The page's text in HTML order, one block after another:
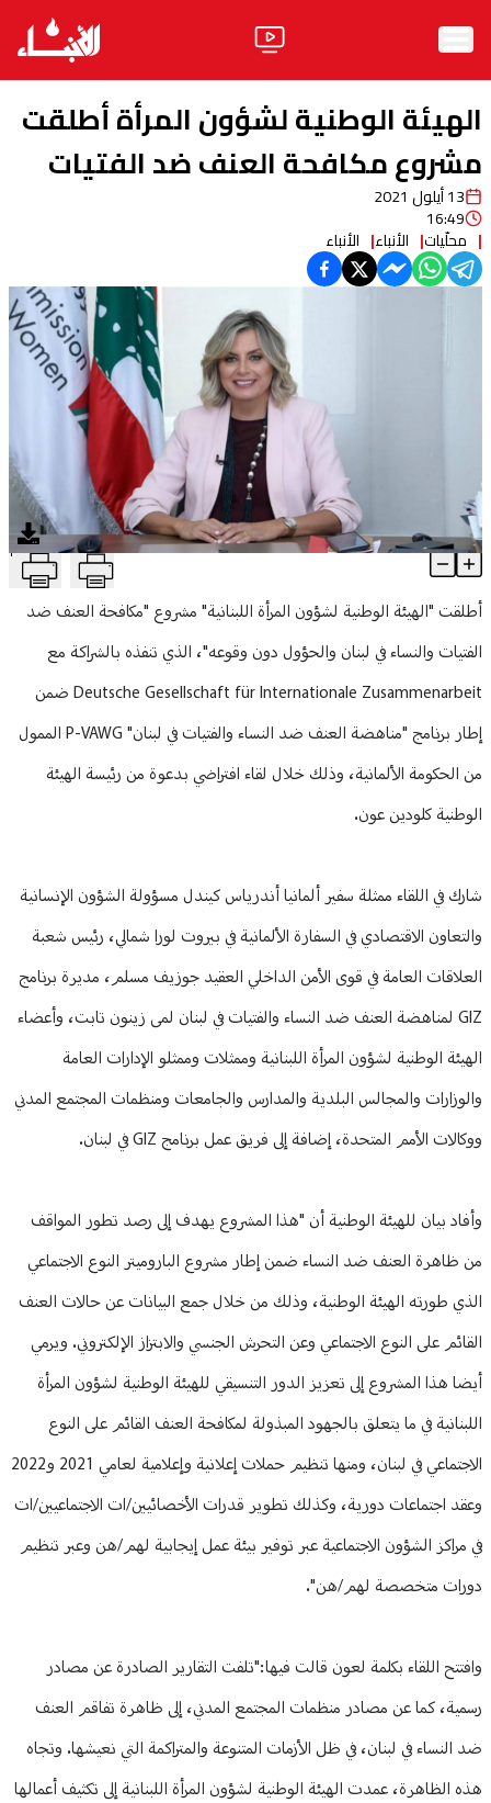
الرئيسية
الأخبار
ثقافة ومجتمع
منوعات
آراء
فيديو
مواقف
الهيئة الوطنية لشؤون المرأة أطلقت
مشروع مكافحة العنف ضد الفتيات
13 أيلول 2021
16:49
محلّيات الأنباء الأنباء
الهيئة الوطنية لشؤون المرأة أطلقت مشروع مكافحة العنف ضد T
Article Content
أطلقت "الهيئة الوطنية لشؤون المرأة اللبنانية" مشروع "مكافحة العنف ضد
الفتيات والنساء في لبنان والحؤول دون وقوعه"، الذي تنفذه بالشراكة مع
Deutsche Gesellschaft für Internationale Zusammenarbeit ضمن
إطار برنامج "مناهضة العنف ضد النساء والفتيات في لبنان" P-VAWG الممول
من الحكومة الألمانية، وذلك خلال لقاء افتراضي بدعوة من رئيسة الهيئة
الوطنية كلودين عون.
شارك في اللقاء ممثلة سفير ألمانيا أندرياس كيندل مسؤولة الشؤون الإنسانية
والتعاون الاقتصادي في السفارة الألمانية في بيروت لورا شمالي، رئيس شعبة
العلاقات العامة في قوى الأمن الداخلي العقيد جوزيف مسلم، مديرة برنامج
GIZ لمناهضة العنف ضد النساء والفتيات في لبنان لمى زينون تابت، وأعضاء
الهيئة الوطنية لشؤون المرأة اللبنانية وممثلات وممثلو الإدارات العامة
والوزارات والمجالس البلدية والمدارس والجامعات ومنظمات المجتمع المدني
ووكالات الأمم المتحدة، إضافة إلى فريق عمل برنامج GIZ في لبنان.
وأفاد بيان للهيئة الوطنية أن "هذا المشروع يهدف إلى رصد تطور المواقف
من ظاهرة العنف ضد النساء ضمن إطار مشروع الباروميتر النوع الاجتماعي
الذي طورته الهيئة الوطنية، وذلك من خلال جمع البيانات عن حالات العنف
القائم على النوع الاجتماعي وعن التحرش الجنسي والابتزاز الإلكتروني. ويرمي
أيضا هذا المشروع إلى تعزيز الدور التنسيقي للهيئة الوطنية لشؤون المرأة
اللبنانية في ما يتعلق بالجهود المبذولة لمكافحة العنف القائم على النوع
الاجتماعي في لبنان، ومنها تنظيم حملات إعلانية وإعلامية لعامي 2021 و2022
وعقد اجتماعات دورية، وكذلك تطوير قدرات الأخصائيين/ات الاجتماعيين/ات
في مراكز الشؤون الاجتماعية عبر توفير بيئة عمل إيجابية لهم/هن وعبر تنظيم
دورات متخصصة لهم/هن".
وافتتح اللقاء بكلمة لعون قالت فيها:"تلفت التقارير الصادرة عن مصادر
رسمية، كما عن مصادر منظمات المجتمع المدني، إلى ظاهرة تفاقم العنف
ضد النساء في لبنان، في ظل الأزمات المتنوعة والمتراكمة التي نعيشها. وتجاه
هذه الظاهرة، عمدت الهيئة الوطنية لشؤون المرأة اللبنانية إلى تكثيف أعمالها